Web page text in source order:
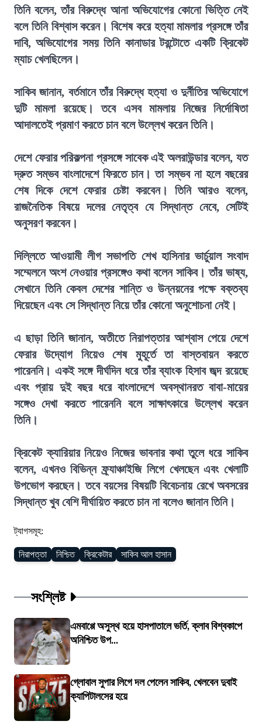
তিনি বলেন, তাঁর বিরুদ্ধে আনা অভিযোগের কোনো ভিত্তি নেই
বলে তিনি বিশ্বাস করেন। বিশেষ করে হত্যা মামলার প্রসঙ্গে তাঁর
দাবি, অভিযোগের সময় তিনি কানাডার টরন্টোতে একটি ক্রিকেট
ম্যাচ খেলছিলেন।
সাকিব জানান, বর্তমানে তাঁর বিরুদ্ধে হত্যা ও দুর্নীতির অভিযোগে
দুটি মামলা রয়েছে। তবে এসব মামলায় নিজের নির্দোষিতা
আদালতেই প্রমাণ করতে চান বলে উল্লেখ করেন তিনি।
দেশে ফেরার পরিকল্পনা প্রসঙ্গে সাবেক এই অলরাউন্ডার বলেন, যত
দ্রুত সম্ভব বাংলাদেশে ফিরতে চান। তা সম্ভব না হলে বছরের
শেষ দিকে দেশে ফেরার চেষ্টা করবেন। তিনি আরও বলেন,
রাজনৈতিক বিষয়ে দলের নেতৃত্ব যে সিদ্ধান্ত নেবে, সেটিই
অনুসরণ করবেন।
দিল্লিতে আওয়ামী লীগ সভাপতি শেখ হাসিনার ভার্চুয়াল সংবাদ
সম্মেলনে অংশ নেওয়ার প্রসঙ্গেও কথা বলেন সাকিব। তাঁর ভাষ্য,
সেখানে তিনি কেবল দেশের শান্তি ও উন্নয়নের পক্ষে বক্তব্য
দিয়েছেন এবং সে সিদ্ধান্ত নিয়ে তাঁর কোনো অনুশোচনা নেই।
এ ছাড়া তিনি জানান, অতীতে নিরাপত্তার আশ্বাস পেয়ে দেশে
ফেরার উদ্যোগ নিয়েও শেষ মুহূর্তে তা বাস্তবায়ন করতে
পারেননি। একই সঙ্গে দীর্ঘদিন ধরে তাঁর ব্যাংক হিসাব জব্দ রয়েছে
এবং প্রায় দুই বছর ধরে বাংলাদেশে অবস্থানরত বাবা-মায়ের
সঙ্গেও দেখা করতে পারেননি বলে সাক্ষাৎকারে উল্লেখ করেন
তিনি।
ক্রিকেট ক্যারিয়ার নিয়েও নিজের ভাবনার কথা তুলে ধরে সাকিব
বলেন, এখনও বিভিন্ন ফ্র্যাঞ্চাইজি লিগে খেলছেন এবং খেলাটি
উপভোগ করছেন। তবে বয়সের বিষয়টি বিবেচনায় রেখে অবসরের
সিদ্ধান্ত খুব বেশি দীর্ঘায়িত করতে চান না বলেও জানান তিনি।
ট্যাগসমূহ:
নিরাপত্তা নিশ্চিত ক্রিকেটার সাকিব আল হাসান
সংশ্লিষ্ট
এমবাপ্পে অসুস্থ হয়ে হাসপাতালে ভর্তি, ক্লাব বিশ্বকাপে
অনিশ্চিত উপ...
গ্লোবাল সুপার লিগে দল পেলেন সাকিব, খেলবেন দুবাই
ক্যাপিটালসের হয়ে